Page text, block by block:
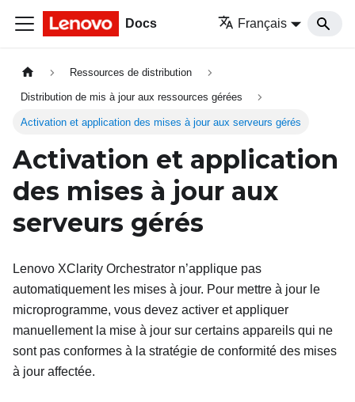
Docs Français
Ressources de distribution
Distribution de mis à jour aux ressources gérées
Activation et application des mises à jour aux serveurs gérés
Activation et application
des mises à jour aux
serveurs gérés
Lenovo XClarity Orchestrator n’applique pas
automatiquement les mises à jour. Pour mettre à jour le
microprogramme, vous devez activer et appliquer
manuellement la mise à jour sur certains appareils qui ne
sont pas conformes à la stratégie de conformité des mises
à jour affectée.